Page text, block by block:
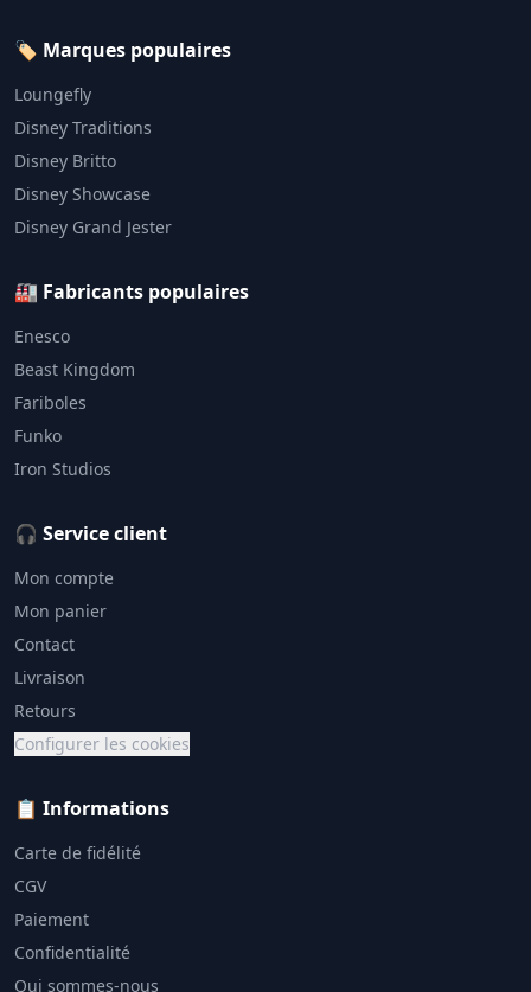
🏷️ Marques populaires
Loungefly
Disney Traditions
Disney Britto
Disney Showcase
Disney Grand Jester
🏭 Fabricants populaires
Enesco
Beast Kingdom
Fariboles
Funko
Iron Studios
🎧 Service client
Mon compte
Mon panier
Contact
Livraison
Retours
Configurer les cookies
📋 Informations
Carte de fidélité
CGV
Paiement
Confidentialité
Qui sommes-nous